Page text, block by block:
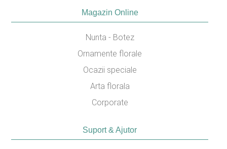
Magazin Online
Nunta - Botez
Ornamente florale
Ocazii speciale
Arta florala
Corporate
Suport & Ajutor